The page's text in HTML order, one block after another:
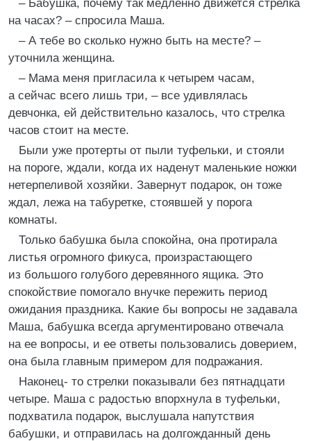
– Бабушка, почему так медленно движется стрелка
на часах? – спросила Маша.
– А тебе во сколько нужно быть на месте? –
уточнила женщина.
– Мама меня пригласила к четырем часам,
а сейчас всего лишь три, – все удивлялась
девчонка, ей действительно казалось, что стрелка
часов стоит на месте.
Были уже протерты от пыли туфельки, и стояли
на пороге, ждали, когда их наденут маленькие ножки
нетерпеливой хозяйки. Завернут подарок, он тоже
ждал, лежа на табуретке, стоявшей у порога
комнаты.
Только бабушка была спокойна, она протирала
листья огромного фикуса, произрастающего
из большого голубого деревянного ящика. Это
спокойствие помогало внучке пережить период
ожидания праздника. Какие бы вопросы не задавала
Маша, бабушка всегда аргументировано отвечала
на ее вопросы, и ее ответы пользовались доверием,
она была главным примером для подражания.
Наконец- то стрелки показывали без пятнадцати
четыре. Маша с радостью впорхнула в туфельки,
подхватила подарок, выслушала напутствия
бабушки, и отправилась на долгожданный день